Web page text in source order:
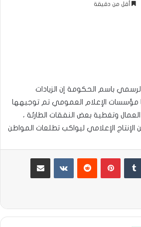
أقل من دقيقة
الرسمي باسم الحكومة إن الزيادات
مؤسسات الإعلام العمومي تم توجيهها
العمال وتغطية بعض النفقات الطارئة ،
الإعلامي ليواكب تطلعات المواطن
بينتيريست مشاركة عبر البريد